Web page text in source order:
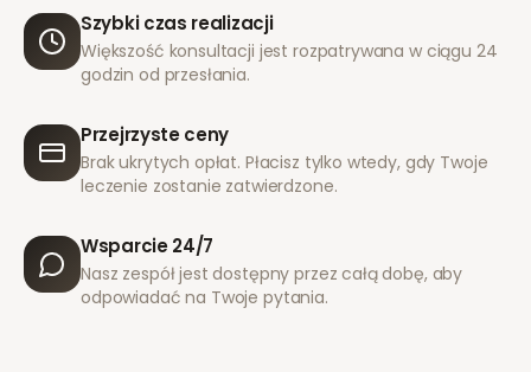
Szybki czas realizacji
Większość konsultacji jest rozpatrywana w ciągu 24
godzin od przesłania.
Przejrzyste ceny
Brak ukrytych opłat. Płacisz tylko wtedy, gdy Twoje
leczenie zostanie zatwierdzone.
Wsparcie 24/7
Nasz zespół jest dostępny przez całą dobę, aby
odpowiadać na Twoje pytania.